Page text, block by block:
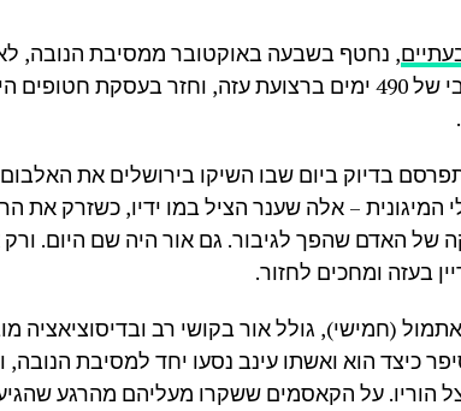
, נחטף בשבעה באוקטובר ממסיבת הנובה,
. הוא שרד שבי של 490 ימים ברצועת עזה, וחזר בעסקת
בדיוק ביום שבו השיקו בירושלים את
המיגונית – אלה שענר הציל במו ידיו, כשזרק את
של האדם שהפך לגיבור. גם אור היה שם היום.
בריאיון לרשת 13 אתמול (חמישי), גולל אור בקושי רב
כיצד הוא ואשתו עינב נסעו יחד למסיבת
הוריו. על הקאסמים ששקרו מעליהם מהרגע